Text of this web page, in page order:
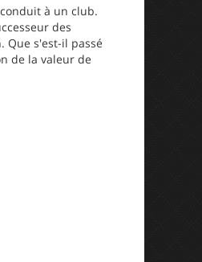
à un club.
des
Que s'est-il passé
de la valeur de